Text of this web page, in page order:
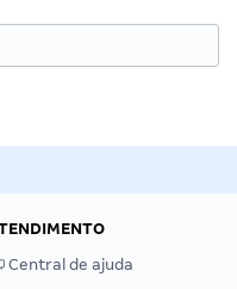
Central de ajuda